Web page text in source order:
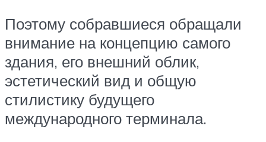
Поэтому собравшиеся обращали
внимание на концепцию самого
здания, его внешний облик,
эстетический вид и общую
стилистику будущего
международного терминала.